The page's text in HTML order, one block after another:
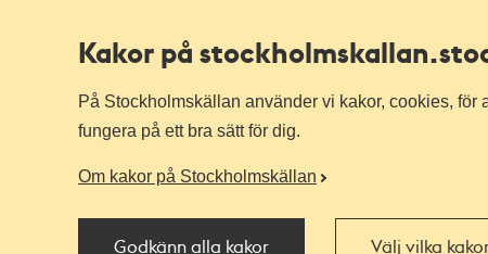
Kakor på stockholmskallan
På Stockholmskällan använder vi kakor, cookies,
fungera på ett bra sätt för dig.
Om kakor på Stockholmskällan
Godkänn alla kakor Välj vilka